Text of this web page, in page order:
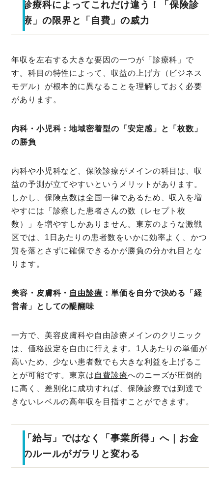
診療科によってこれだけ違う！「保険診
療」の限界と「自費」の威力
年収を左右する大きな要因の一つが「診療科」で
す。科目の特性によって、収益の上げ方（ビジネス
モデル）が根本的に異なることを理解しておく必要
があります。
内科・小児科：地域密着型の「安定感」と「枚数」
の勝負
内科や小児科など、保険診療がメインの科目は、収
益の予測が立てやすいというメリットがあります。
しかし、保険点数は全国一律であるため、収入を増
やすには「診察した患者さんの数（レセプト枚
数）」を増やすしかありません。東京のような激戦
区では、1日あたりの患者数をいかに効率よく、かつ
質を落とさずに確保できるかが勝負の分かれ目とな
ります。
美容・皮膚科・ 自由診療 ：単価を自分で決める「経
営者」としての醍醐味
一方で、美容皮膚科や自由診療メインのクリニック
は、価格設定を自由に行えます。1人あたりの単価が
高いため、少ない患者数でも大きな利益を上げるこ
とが可能です。東京は 自費診療へのニーズが圧倒的
に高く、差別化に成功すれば、保険診療では到達で
きないレベルの高年収を目指すことができます。
「給与」ではなく「事業所得」へ｜お金
のルールがガラリと変わる